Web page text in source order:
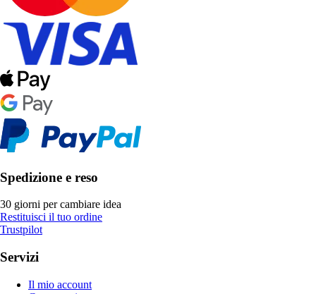
Spedizione e reso
30 giorni per cambiare idea
Restituisci il tuo ordine
Trustpilot
Servizi
Il mio account